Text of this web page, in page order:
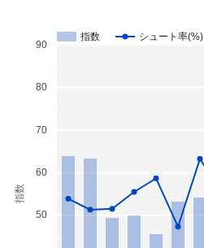
指数 シュート率(%)
50
60
70
80
90
指数